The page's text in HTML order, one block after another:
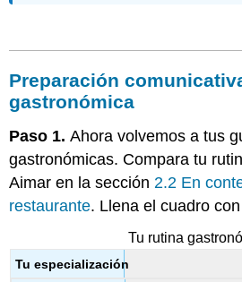
Preparación
gastronómica
Paso 1.Ahora volvemos a tus
gastronómicas. Compara tu
Aimar en la sección2.2 En
restaurante. Llena el cuadro
Tu rutina
Tu especialización